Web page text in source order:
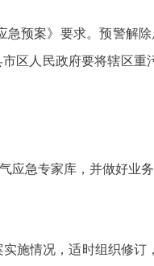
预案》要求。预警解除
区人民政府要将辖区重
急专家库，并做好业务
施情况，适时组织修订